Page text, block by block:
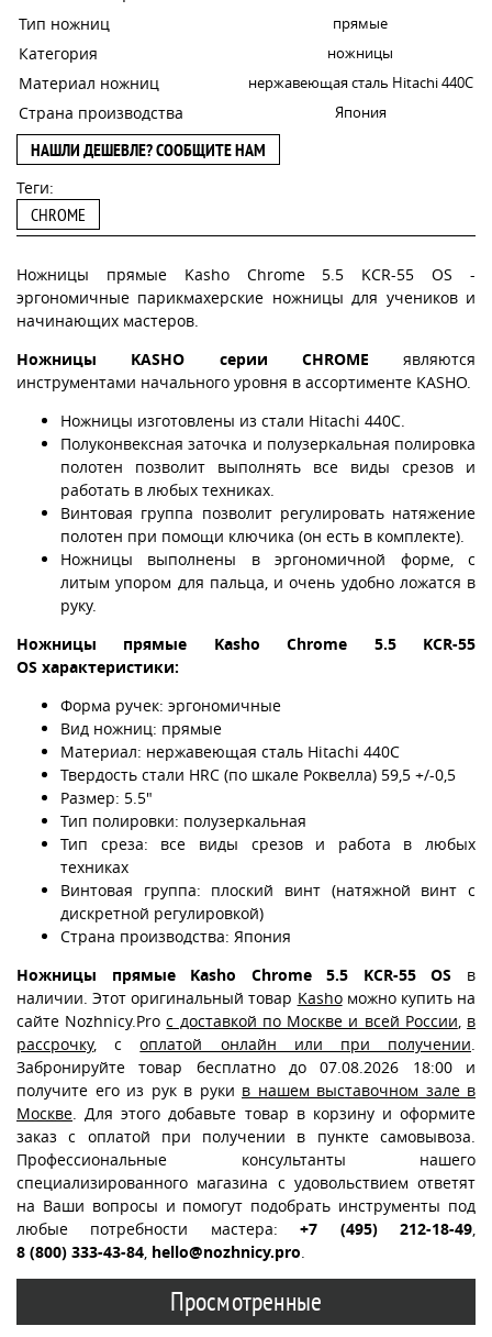
Тип ножниц прямые
Категория ножницы
Материал ножниц нержавеющая сталь Hitachi 440C
Страна производства Япония
НАШЛИ ДЕШЕВЛЕ? СООБЩИТЕ НАМ
Теги:
CHROME
Ножницы прямые Kasho Chrome 5.5 KCR-55 OS -
эргономичные парикмахерские ножницы для учеников и
начинающих мастеров.
Ножницы KASHO серии CHROME являются
инструментами начального уровня в ассортименте KASHO.
Ножницы изготовлены из стали Hitachi 440C.
Полуконвексная заточка и полузеркальная полировка
полотен позволит выполнять все виды срезов и
работать в любых техниках.
Винтовая группа позволит регулировать натяжение
полотен при помощи ключика (он есть в комплекте).
Ножницы выполнены в эргономичной форме, с
литым упором для пальца, и очень удобно ложатся в
руку.
Ножницы прямые Kasho Chrome 5.5 KCR-55
OS характеристики:
Форма ручек: эргономичные
Вид ножниц: прямые
Материал: нержавеющая сталь Hitachi 440C
Твердость стали HRC (по шкале Роквелла) 59,5 +/-0,5
Размер: 5.5"
Тип полировки: полузеркальная
Тип среза: все виды срезов и работа в любых
техниках
Винтовая группа: плоский винт (натяжной винт с
дискретной регулировкой)
Страна производства: Япония
Ножницы прямые Kasho Chrome 5.5 KCR-55 OS в
наличии. Этот оригинальный товар Kashoможно купить на
сайте Nozhnicy.Proс доставкой по Москве и всей России в
рассрочку, соплатой онлайн или при получении
Забронируйте товар бесплатно до 07.08.2026 18:00 и
получите его из рук в руки в нашем выставочном зале в
Москве . Для этого добавьте товар в корзину и оформите
заказ с оплатой при получении в пункте самовывоза.
Профессиональные консультанты нашего
специализированного магазина с удовольствием ответят
на Ваши вопросы и помогут подобрать инструменты под
любые потребности мастера:+7 (495) 212-18-49
8 (800) 333-43-84 hello@nozhnicy.pro
Просмотренные